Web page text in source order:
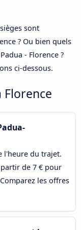
sont
? Ou bien quels
- Florence ?
ci-dessous.
Florence
l'heure du trajet.
de 7 € pour
les offres